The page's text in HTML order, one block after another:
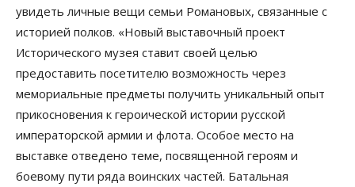
увидеть личные вещи семьи Романовых, связанные с
историей полков. «Новый выставочный проект
Исторического музея ставит своей целью
предоставить посетителю возможность через
мемориальные предметы получить уникальный опыт
прикосновения к героической истории русской
императорской армии и флота. Особое место на
выставке отведено теме, посвященной героям и
боевому пути ряда воинских частей. Батальная